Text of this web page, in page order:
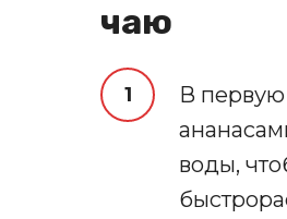
чаю
В
воды,